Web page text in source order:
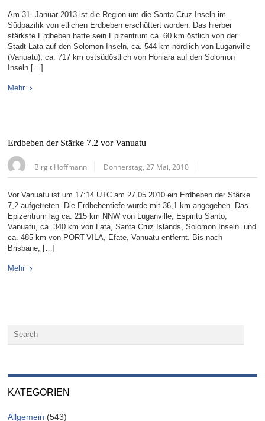
Am 31. Januar 2013 ist die Region um die Santa Cruz Inseln im
Südpazifik von etlichen Erdbeben erschüttert worden. Das hierbei
stärkste Erdbeben hatte sein Epizentrum ca. 60 km östlich von der
Stadt Lata auf den Solomon Inseln, ca. 544 km nördlich von Luganville
(Vanuatu), ca. 717 km ostsüdöstlich von Honiara auf den Solomon
Inseln […]
Mehr
Erdbeben der Stärke 7.2 vor Vanuatu
Birgit Hoffmann Donnerstag, 27 Mai, 2010
Vor Vanuatu ist um 17:14 UTC am 27.05.2010 ein Erdbeben der Stärke
7,2 aufgetreten. Die Erdbebentiefe wurde mit 36,1 km angegeben. Das
Epizentrum lag ca. 215 km NNW von Luganville, Espiritu Santo,
Vanuatu, ca. 340 km von Lata, Santa Cruz Islands, Solomon Inseln. und
ca. 485 km von PORT-VILA, Efate, Vanuatu entfernt. Bis nach
Brisbane, […]
Mehr
KATEGORIEN
Allgemein (543)